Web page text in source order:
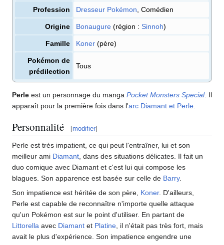
Profession Dresseur Pokémon , Comédien
Origine Bonaugure (région : Sinnoh)
Famille Koner (père)
Pokémon de
prédilection
Tous
Perle est un personnage du manga Pocket Monsters Special. Il
apparaît pour la première fois dans l'arc Diamant et Perle
Personnalité [modifier]
Perle est très impatient, ce qui peut l'entraîner, lui et son
meilleur ami Diamant , dans des situations délicates. Il fait un
duo comique avec Diamant et c'est lui qui compose les
blagues. Son apparence est basée sur celle de Barry.
Son impatience est héritée de son père, Koner. D'ailleurs,
Perle est capable de reconnaître n'importe quelle attaque
qu'un Pokémon est sur le point d'utiliser. En partant de
Littorella avec Diamant et Platine , il n'était pas très fort, mais
avait le plus d'expérience. Son impatience engendre une